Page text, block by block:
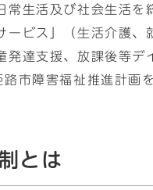
常生活及び社会生活
ービス」（生活介護
発達支援、放課後等デ
市障害福祉推進計画
とは